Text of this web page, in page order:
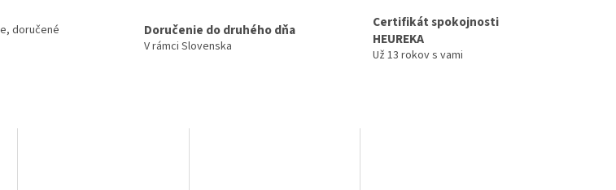
doručené
Doručenie do druhého dňa
V rámci Slovenska
Certifikát spokojnosti
HEUREKA
Už 13 rokov s vami